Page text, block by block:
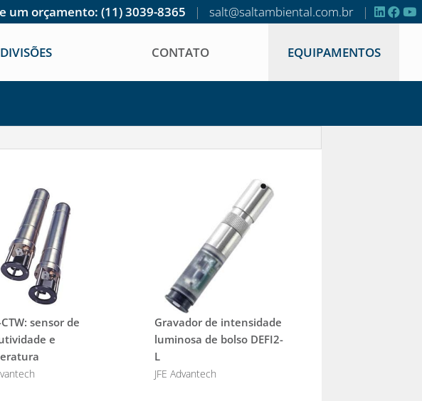
um orçamento: (11) 3039-8365 | salt@saltambiental.com.br |
DIVISÕES CONTATO EQUIPAMENTOS
CTW: sensor de
e
Gravador de intensidade
luminosa de bolso DEFI2-
L
JFE Advantech